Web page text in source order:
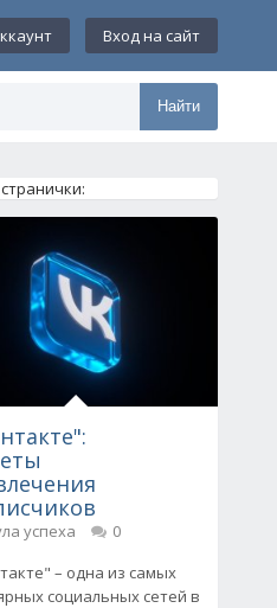
Вход на сайт
Найти
успеха
0
– одна из самых
социальных сетей в